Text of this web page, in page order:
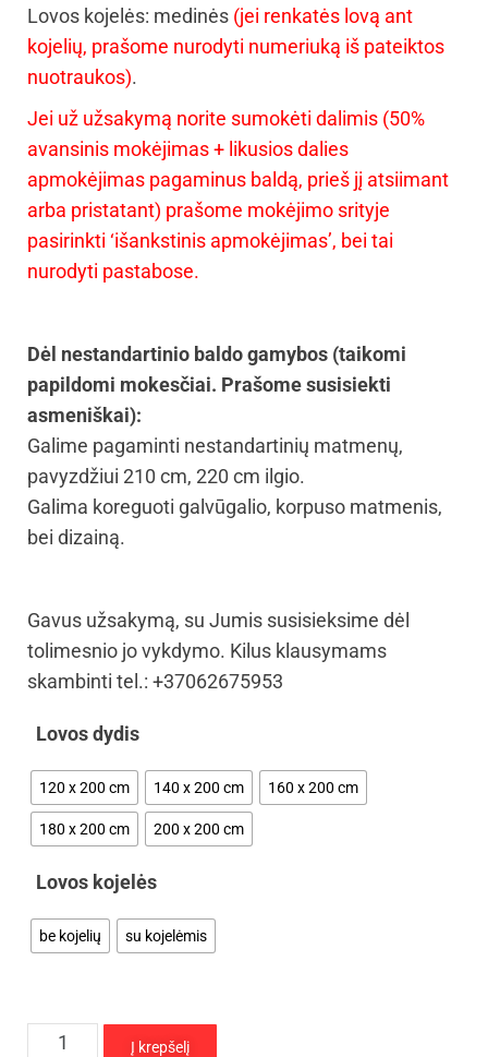
Lovos kojelės: medinės (jei renkatės lovą ant
kojelių, prašome nurodyti numeriuką iš pateiktos
nuotraukos).
Jei už užsakymą norite sumokėti dalimis (50%
avansinis mokėjimas + likusios dalies
apmokėjimas pagaminus baldą, prieš jį atsiimant
arba pristatant) prašome mokėjimo srityje
pasirinkti ‘išankstinis apmokėjimas’, bei tai
nurodyti pastabose.
Dėl nestandartinio baldo gamybos (taikomi
papildomi mokesčiai. Prašome susisiekti
asmeniškai):
Galime pagaminti nestandartinių matmenų,
pavyzdžiui 210 cm, 220 cm ilgio.
Galima koreguoti galvūgalio, korpuso matmenis,
bei dizainą.
Gavus užsakymą, su Jumis susisieksime dėl
tolimesnio jo vykdymo. Kilus klausymams
skambinti tel.: +37062675953
Lovos dydis
120 x 200 cm 140 x 200 cm 160 x 200 cm
180 x 200 cm 200 x 200 cm
Lovos kojelės
be kojelių su kojelėmis
Į krepšelį